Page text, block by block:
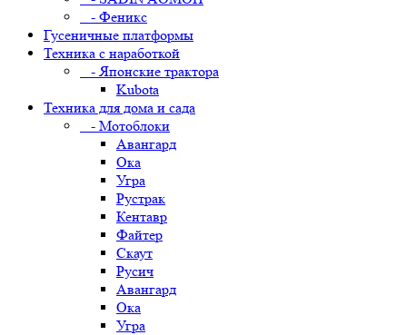
- Феникс
Гусеничные платформы
Техника с наработкой
- Японские трактора
Kubota
Техника для дома и сада
- Мотоблоки
Авангард
Ока
Угра
Рустрак
Кентавр
Файтер
Скаут
Русич
Авангард
Ока
Угра